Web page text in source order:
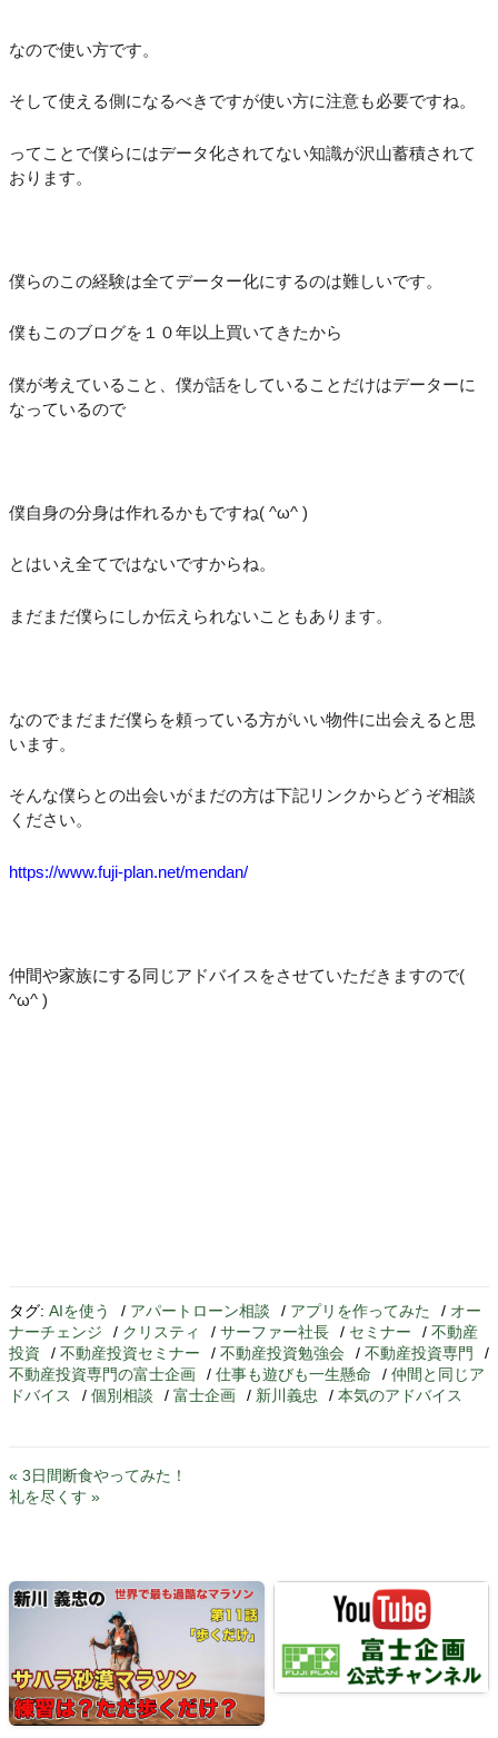
なので使い方です。
そして使える側になるべきですが使い方に注意も必要ですね。
ってことで僕らにはデータ化されてない知識が沢山蓄積されて
おります。
僕らのこの経験は全てデーター化にするのは難しいです。
僕もこのブログを１０年以上買いてきたから
僕が考えていること、僕が話をしていることだけはデーターに
なっているので
僕自身の分身は作れるかもですね( ^ω^ )
とはいえ全てではないですからね。
まだまだ僕らにしか伝えられないこともあります。
なのでまだまだ僕らを頼っている方がいい物件に出会えると思
います。
そんな僕らとの出会いがまだの方は下記リンクからどうぞ相談
ください。
https://www.fuji-plan.net/mendan/
仲間や家族にする同じアドバイスをさせていただきますので(
^ω^ )
タグ: AIを使う / アパートローン相談 / アプリを作ってみた / オー
ナーチェンジ
/ クリスティ / サーファー社長 / セミナー / 不動産
投資
/ 不動産投資セミナー / 不動産投資勉強会 / 不動産投資専門
/
不動産投資専門の富士企画
/ 仕事も遊びも一生懸命 / 仲間と同じア
ドバイス
/ 個別相談 / 富士企画 / 新川義忠 / 本気のアドバイス
« 3日間断食やってみた！
礼を尽くす »